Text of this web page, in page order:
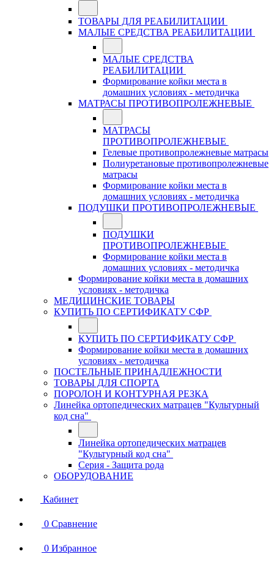
ТОВАРЫ ДЛЯ РЕАБИЛИТАЦИИ
МАЛЫЕ СРЕДСТВА РЕАБИЛИТАЦИИ
МАЛЫЕ СРЕДСТВА
РЕАБИЛИТАЦИИ
Формирование койки места в
домашних условиях - методичка
МАТРАСЫ ПРОТИВОПРОЛЕЖНЕВЫЕ
МАТРАСЫ
ПРОТИВОПРОЛЕЖНЕВЫЕ
Гелевые противопролежневые матрасы
Полиуретановые противопролежневые
матрасы
Формирование койки места в
домашних условиях - методичка
ПОДУШКИ ПРОТИВОПРОЛЕЖНЕВЫЕ
ПОДУШКИ
ПРОТИВОПРОЛЕЖНЕВЫЕ
Формирование койки места в
домашних условиях - методичка
Формирование койки места в домашних
условиях - методичка
МЕДИЦИНСКИЕ ТОВАРЫ
КУПИТЬ ПО СЕРТИФИКАТУ СФР
КУПИТЬ ПО СЕРТИФИКАТУ СФР
Формирование койки места в домашних
условиях - методичка
ПОСТЕЛЬНЫЕ ПРИНАДЛЕЖНОСТИ
ТОВАРЫ ДЛЯ СПОРТА
ПОРОЛОН И КОНТУРНАЯ РЕЗКА
Линейка ортопедических матрацев "Культурный
код сна"
Линейка ортопедических матрацев
"Культурный код сна"
Серия - Защита рода
ОБОРУДОВАНИЕ
Кабинет
0 Сравнение
0 Избранное